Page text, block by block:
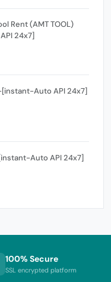
Rent (AMT TOOL)
24x7]
[instant-Auto API 24x7]
Auto API 24x7]
100% Secure
SSL encrypted platform